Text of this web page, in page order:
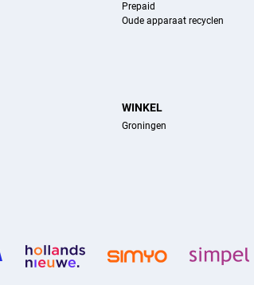
Prepaid
Oude apparaat recyclen
WINKEL
Groningen